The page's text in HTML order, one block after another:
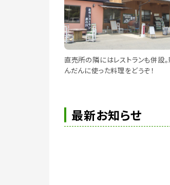
直売所の隣にはレストランも併設
んだんに使った料理をどうぞ！
最新お知らせ